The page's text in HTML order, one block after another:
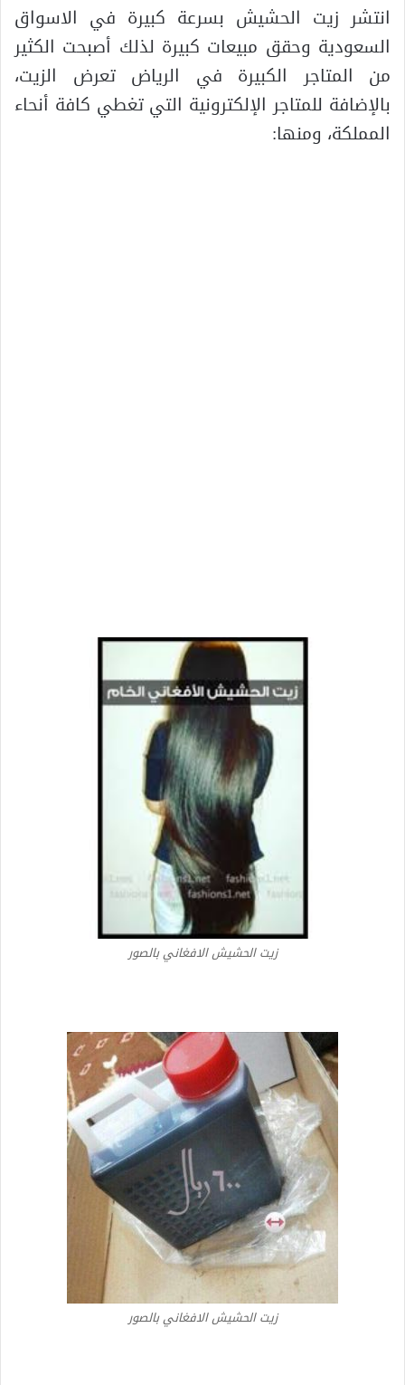
انتشر زيت الحشيش بسرعة كبيرة في الاسواق
السعودية وحقق مبيعات كبيرة لذلك أصبحت الكثير
من المتاجر الكبيرة في الرياض تعرض الزيت،
بالإضافة للمتاجر الإلكترونية التي تغطي كافة أنحاء
المملكة، ومنها:
زيت الحشيش الافغاني بالصور
زيت الحشيش الافغاني بالصور